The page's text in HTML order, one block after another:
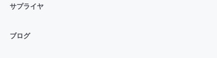
サプライヤ
ブログ